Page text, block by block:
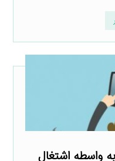
واسطه اشتغال